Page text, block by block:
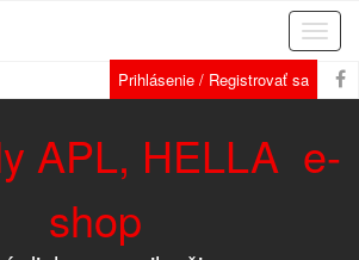
Prihlásenie / Registrovať sa
APL, HELLA e-
shop